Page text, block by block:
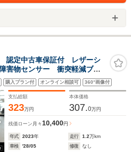
認定中古車保証付 レザーシ
物センサー 衝突軽減ブレ
ラ アダプティブクルーズコ
ートライト スマートキー
購入プラン付 オンライン相談可 360°画像付
支払総額
323万円
本体価格
307.0万円
残価ローン 月々 10,400円
年式 2023年 走行 1.2万km
車検
'28/05 修復
なし